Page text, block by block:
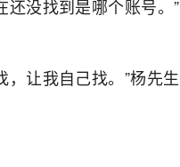
还没找到是哪个账号。”
让我自己找。”杨先生